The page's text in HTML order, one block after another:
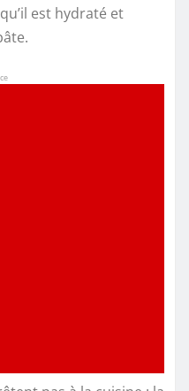
est hydraté et